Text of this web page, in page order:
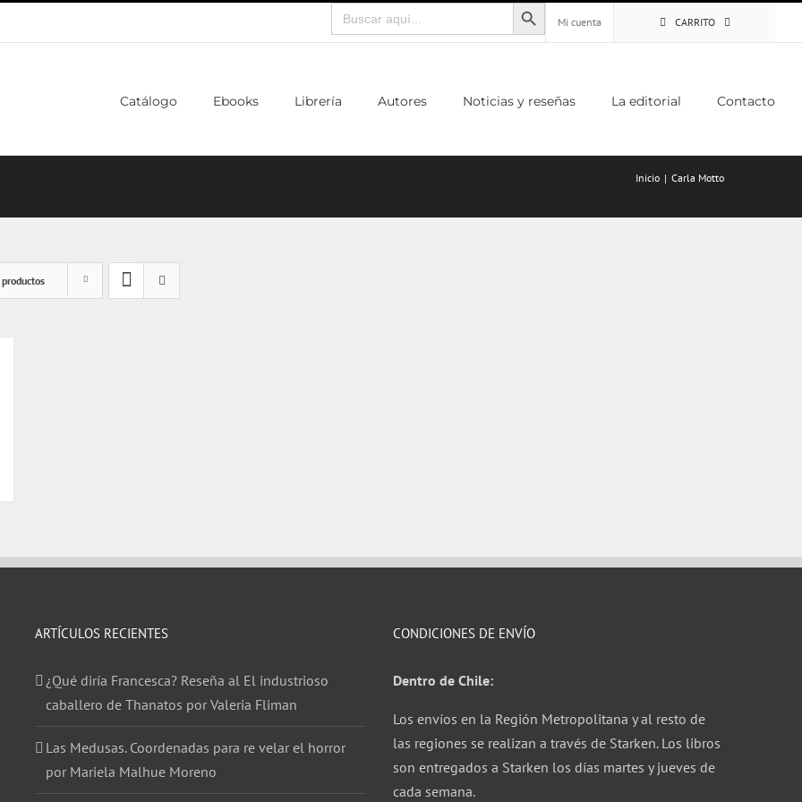
Buscar:
Mi cuenta
CARRITO
Catálogo Ebooks Librería Autores Noticias y reseñas La editorial Contacto
Inicio Carla Motto
ARTÍCULOS RECIENTES
¿Qué diría Francesca? Reseña al El industrioso
caballero de Thanatos por Valeria Fliman
Las Medusas. Coordenadas para re velar el horror
por Mariela Malhue Moreno
CONDICIONES DE ENVÍO
Dentro de Chile:
Los envíos en la Región Metropolitana y al resto de
las regiones se realizan a través de Starken. Los libros
son entregados a Starken los días martes y jueves de
cada semana.